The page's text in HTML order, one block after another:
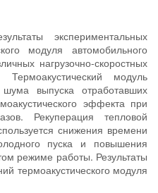
экспериментальных
модуля автомобильного
нагрузочно-скоростных
модуль
выпуска отработавших
эффекта при
Рекуперация тепловой
снижения времени
пуска и повышения
режиме работы. Результаты
термоакустического модуля